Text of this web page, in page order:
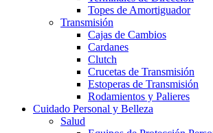
Topes de Amortiguador
Transmisión
Cajas de Cambios
Cardanes
Clutch
Crucetas de Transmisión
Estoperas de Transmisión
Rodamientos y Palieres
Cuidado Personal y Belleza
Salud